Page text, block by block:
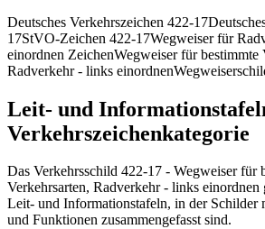
Deutsches Verkehrszeichen 422-17
17StVO-Zeichen 422-17Wegweiser für
einordnen ZeichenWegweiser für bestimmte
Radverkehr - links einordnen
Leit- und
Verkehrszeichenkategorie
Das Verkehrsschild 422-17 - Wegweiser für
Verkehrsarten, Radverkehr - links
Leit- und Informationstafeln, in der Schilder
und Funktionen zusammengefasst sind.